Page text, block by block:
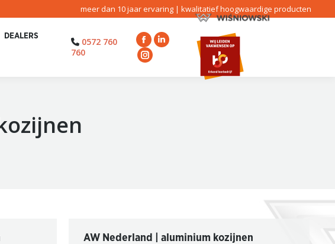
meer dan 10 jaar ervaring | kwalitatief hoogwaardige producten
DEALERS
0572 760
760
Facebook
page
Linkedin
Instagram
AW Nederland | aluminium kozijnen